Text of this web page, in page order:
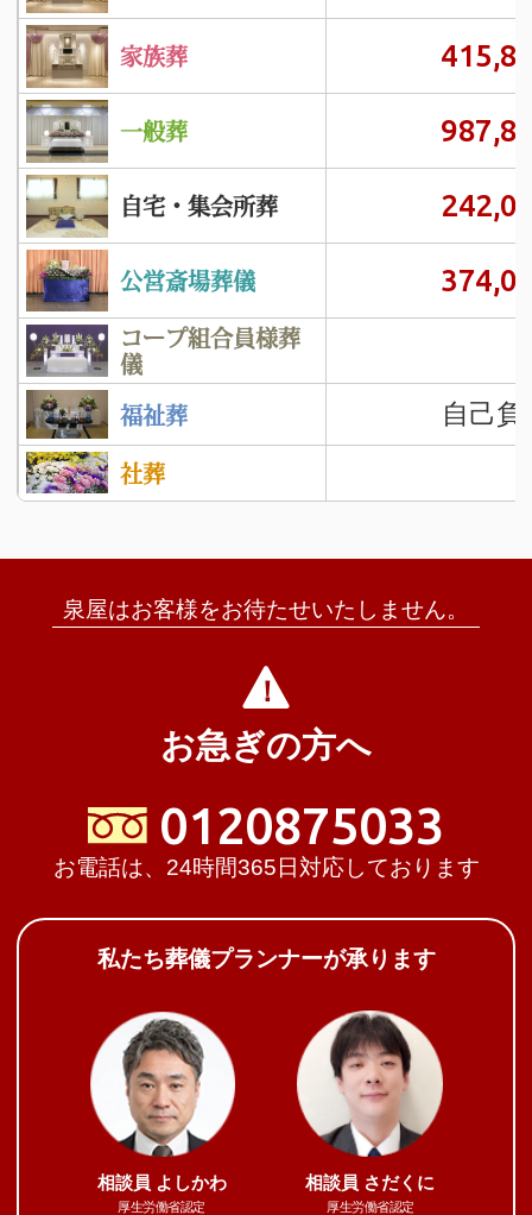
家族葬
一般葬
自宅・集会所葬
公営斎場葬儀
コープ組合員様葬
儀
福祉葬
自己負
社葬
泉屋はお客様をお待たせいたしません。
お急ぎの方へ
0120875033
お電話は、24時間365日対応しております
私たち葬儀プランナーが承ります
相談員 よしかわ
厚生労働省認定
相談員 さだくに
厚生労働省認定